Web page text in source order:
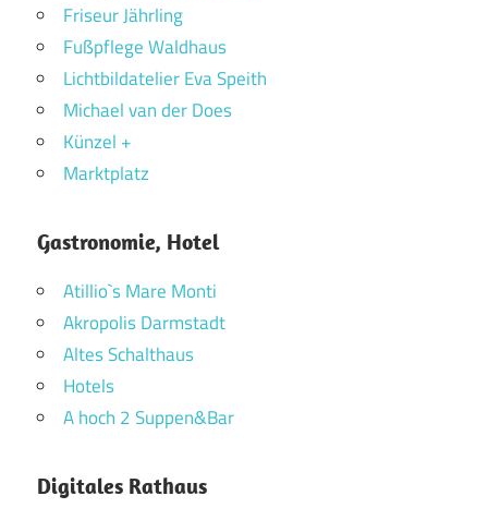
Friseur Jährling
Fußpflege Waldhaus
Lichtbildatelier Eva Speith
Michael van der Does
Künzel +
Marktplatz
Gastronomie, Hotel
Atillio`s Mare Monti
Akropolis Darmstadt
Altes Schalthaus
Hotels
A hoch 2 Suppen&Bar
Digitales Rathaus